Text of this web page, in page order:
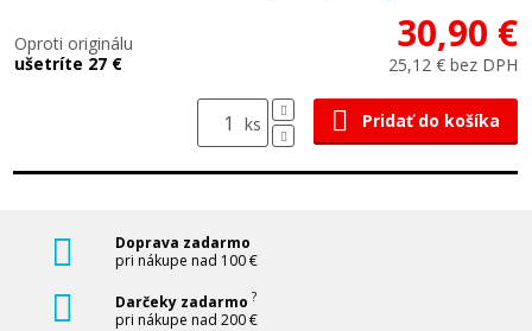
Oproti originálu
ušetríte 27 €
30,90 €
25,12 € bez DPH
ks Pridať do košíka
Doprava zadarmo
pri nákupe nad 100 €
Darčeky zadarmo ?
pri nákupe nad 200 €